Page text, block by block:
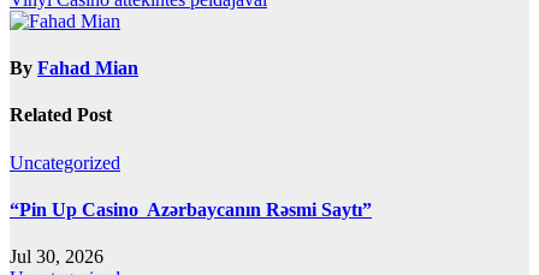
By Fahad Mian
Related Post
Uncategorized
“Pin Up Casino ️ Azərbaycanın Rəsmi Saytı”
Jul 30, 2026